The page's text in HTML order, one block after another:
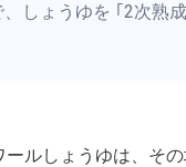
、しょうゆを ｢2次熟
ルしょうゆは、そ